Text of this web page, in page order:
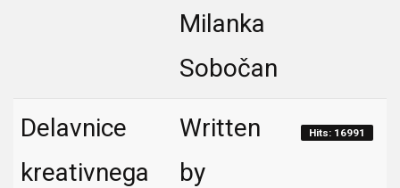
Milanka
Sobočan
Delavnice
kreativnega
Written
by
Hits: 16991